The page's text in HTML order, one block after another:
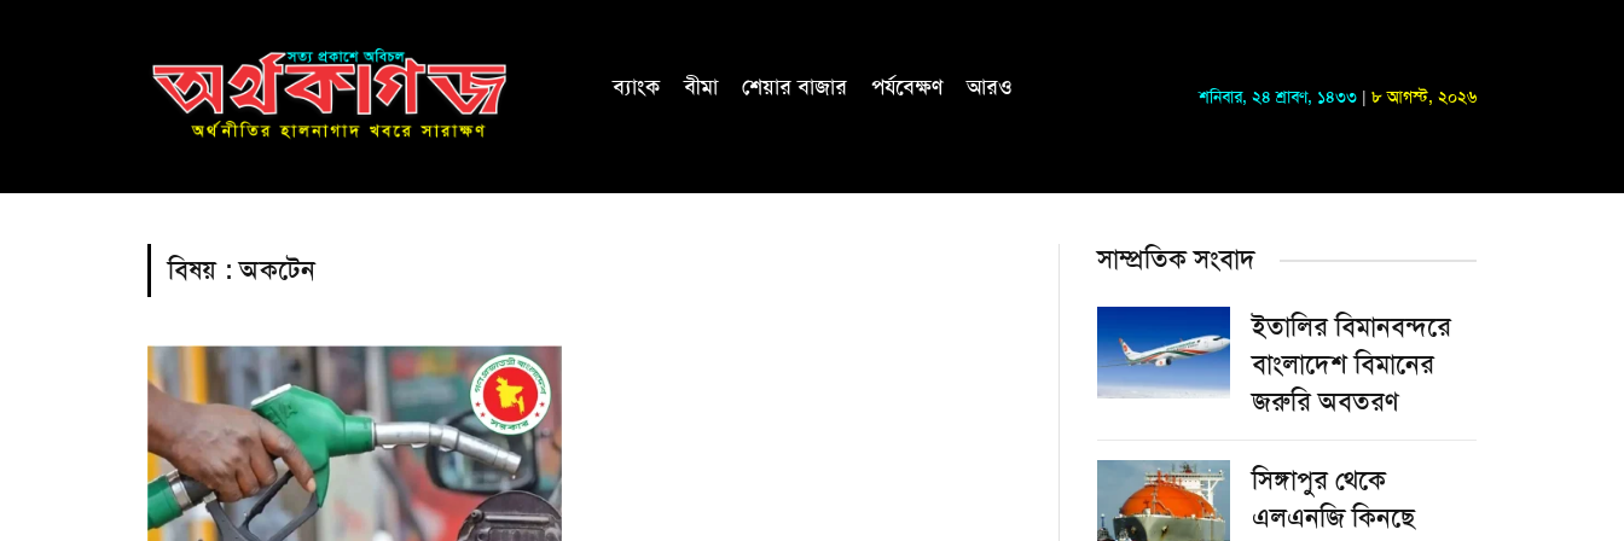
ব্যাংক বীমা শেয়ার বাজার পর্যবেক্ষণ আরও শনিবার, ২৪ শ্রাবণ, ১৪৩৩ | ৮ আগস্ট, ২০২৬
বিষয় :অকটেন
সাম্প্রতিক সংবাদ
ইতালির বিমানবন্দরে
বাংলাদেশ বিমানের
জরুরি অবতরণ
সিঙ্গাপুর থেকে
এলএনজি কিনছে